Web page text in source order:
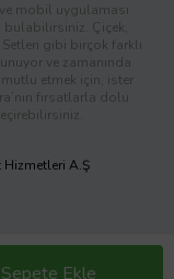
Sepete Ekle
mobil uygulaması
bulabilirsiniz. Çiçek,
gibi birçok farklı
ve zamanında
etmek için, ister
fırsatlarla dolu
A.Ş